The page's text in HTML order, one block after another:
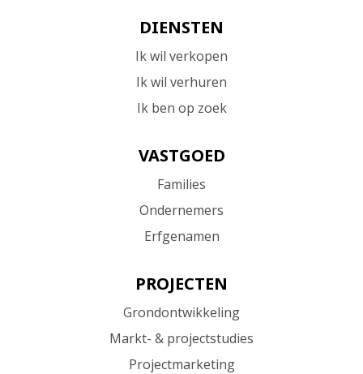
DIENSTEN
Ik wil verkopen
Ik wil verhuren
Ik ben op zoek
VASTGOED
Families
Ondernemers
Erfgenamen
PROJECTEN
Grondontwikkeling
Markt- & projectstudies
Projectmarketing